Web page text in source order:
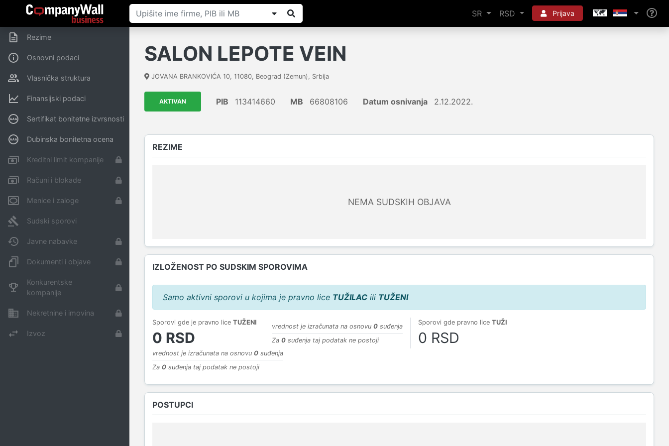
SR RSD Prijava
Rezime
Osnovni podaci
Vlasnička struktura
Finansijski podaci
Sertifikat bonitetne izvrsnosti
Dubinska bonitetna ocena
Kreditni limit kompanije
Računi i blokade
Menice i zaloge
Sudski sporovi
Javne nabavke
Dokumenti i objave
Konkurentske
kompanije
Nekretnine i imovina
Izvoz
SALON LEPOTE VEIN
JOVANA BRANKOVIĆA 10, 11080, Beograd (Zemun), Srbija
AKTIVAN PIB 113414660 MB 66808106 Datum osnivanja 2.12.2022.
REZIME
NEMA SUDSKIH OBJAVA
IZLOŽENOST PO SUDSKIM SPOROVIMA
Samo aktivni sporovi u kojima je pravno lice TUŽILAC ili TUŽENI
Sporovi gde je pravno lice TUŽENI
0 RSD
vrednost je izračunata na osnovu 0 suđenja
Za 0 suđenja taj podatak ne postoji
Sporovi gde pravno lice TUŽI
0 RSD
vrednost je izračunata na osnovu 0 suđenja
Za 0 suđenja taj podatak ne postoji
POSTUPCI